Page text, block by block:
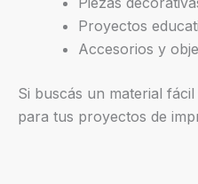
Proyectos
Accesorios y
Si buscás un material
para tus proyectos de